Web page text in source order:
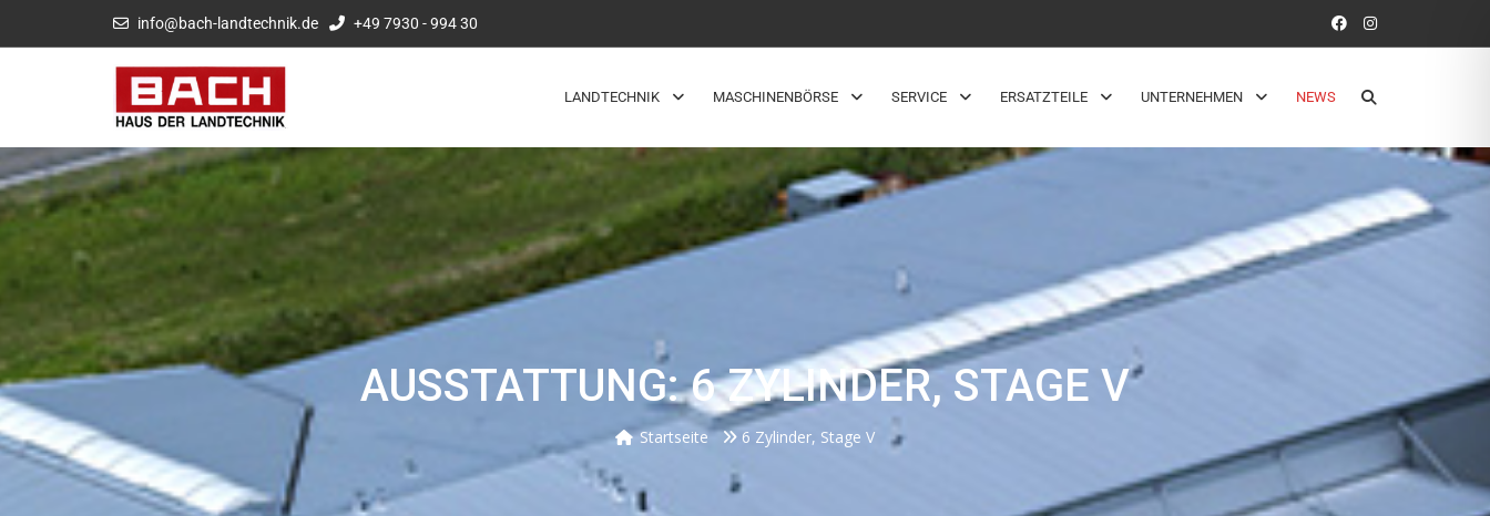
info@bach-landtechnik.de +49 7930 - 994 30
LANDTECHNIK MASCHINENBÖRSE SERVICE ERSATZTEILE UNTERNEHMEN NEWS
AUSSTATTUNG: 6 ZYLINDER, STAGE V
Startseite 6 Zylinder, Stage V